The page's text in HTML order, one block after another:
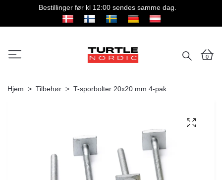
Bestillinger før kl 12:00 sendes samme dag.
0
Hjem Tilbehør T-sporbolter 20x20 mm 4-pak